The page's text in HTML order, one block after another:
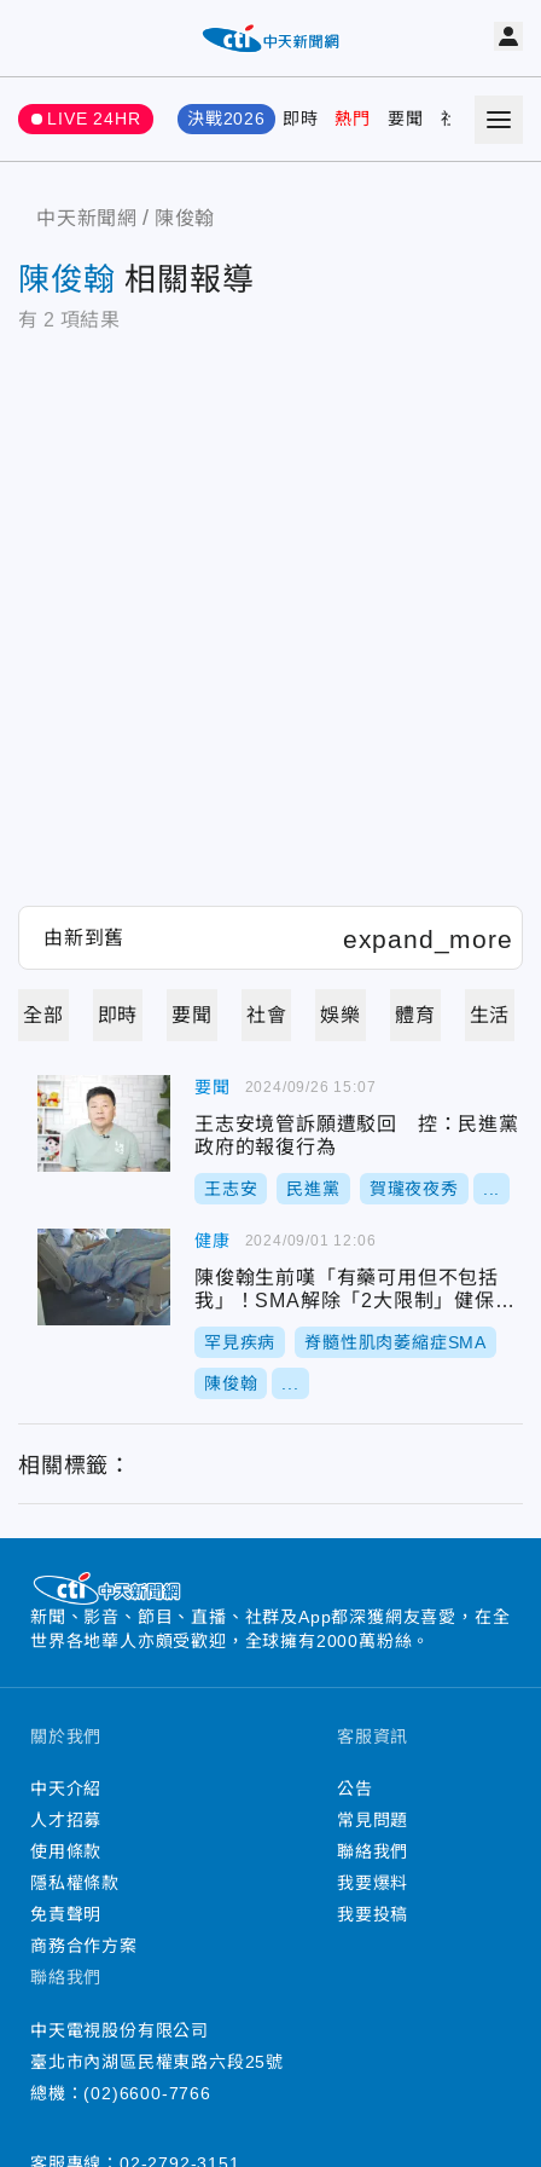
LIVE 24HR 決戰2026 即時 熱門 要聞 社會 娛樂
中天新聞網 陳俊翰
陳俊翰 相關報導
有 2 項結果
全部 即時 要聞 社會 娛樂 體育 生活
要聞
王志安境管訴願遭駁回 控：民進黨
政府的報復行為
王志安 民進黨 賀瓏夜夜秀
2024/09/26 15:07
健康
陳俊翰生前嘆「有藥可用但不包括
我」！SMA解除「2大限制」健保全
面給付
罕見疾病 脊髓性肌肉萎縮症SMA
陳俊翰
2024/09/01 12:06
相關標籤：
新聞、影音、節目、直播、社群及App都深獲網友喜愛，在全
世界各地華人亦頗受歡迎，全球擁有2000萬粉絲。
關於我們
中天介紹
人才招募
使用條款
隱私權條款
免責聲明
商務合作方案
客服資訊
公告
常見問題
聯絡我們
我要爆料
我要投稿
聯絡我們
中天電視股份有限公司
臺北市內湖區民權東路六段25號
總機：(02)6600-7766